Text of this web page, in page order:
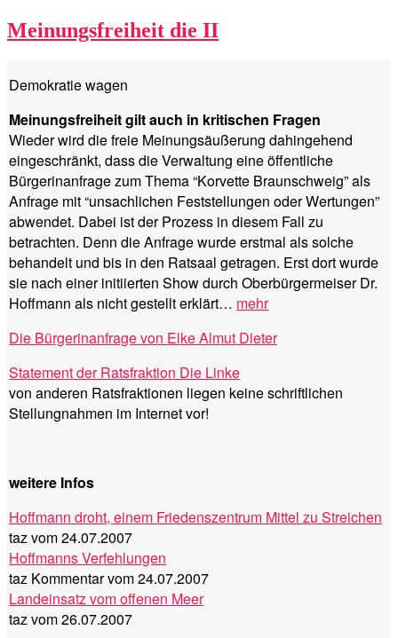
Meinungsfreiheit die II
Demokratie wagen
Meinungsfreiheit gilt auch in kritischen Fragen
Wieder wird die freie Meinungsäußerung dahingehend
eingeschränkt, dass die Verwaltung eine öffentliche
Bürgerinanfrage zum Thema “Korvette Braunschweig” als
Anfrage mit “unsachlichen Feststellungen oder Wertungen”
abwendet. Dabei ist der Prozess in diesem Fall zu
betrachten. Denn die Anfrage wurde erstmal als solche
behandelt und bis in den Ratsaal getragen. Erst dort wurde
sie nach einer initiierten Show durch Oberbürgermeiser Dr.
Hoffmann als nicht gestellt erklärt… mehr
Die Bürgerinanfrage von Elke Almut Dieter
Statement der Ratsfraktion Die Linke
von anderen Ratsfraktionen liegen keine schriftlichen
Stellungnahmen im Internet vor!
weitere Infos
Hoffmann droht, einem Friedenszentrum Mittel zu Streichen
taz vom 24.07.2007
Hoffmanns Verfehlungen
taz Kommentar vom 24.07.2007
Landeinsatz vom offenen Meer
taz vom 26.07.2007